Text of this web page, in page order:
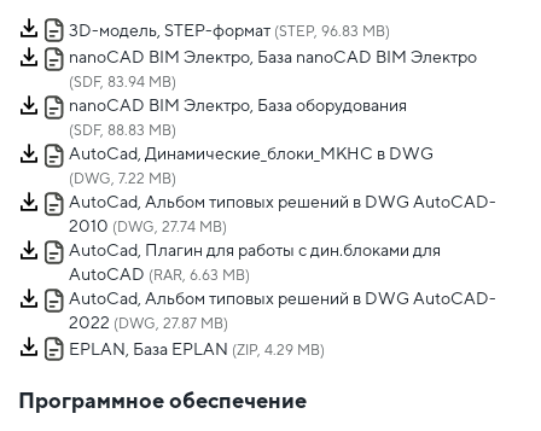
3D-модель, STEP-формат (STEP, 96.83 MB)
nanoCAD BIM Электро, База nanoCAD BIM Электро
(SDF, 83.94 MB)
nanoCAD BIM Электро, База оборудования
(SDF, 88.83 MB)
AutoCad, Динамические_блоки_МКНС в DWG
(DWG, 7.22 MB)
AutoCad, Альбом типовых решений в DWG AutoCAD-
2010 (DWG, 27.74 MB)
AutoCad, Плагин для работы с дин.блоками для
AutoCAD (RAR, 6.63 MB)
AutoCad, Альбом типовых решений в DWG AutoCAD-
2022 (DWG, 27.87 MB)
EPLAN, База EPLAN (ZIP, 4.29 MB)
Программное обеспечение